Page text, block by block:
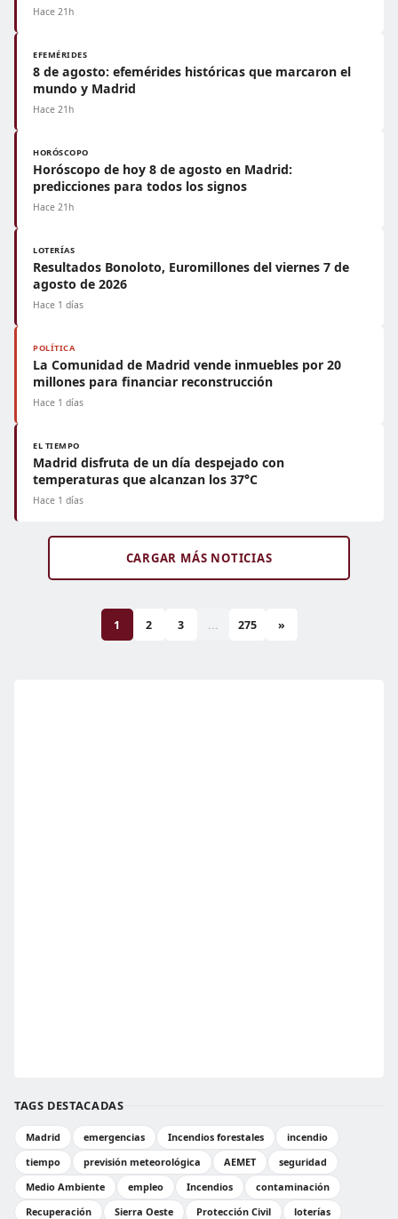
Hace 21h
EFEMÉRIDES
8 de agosto: efemérides históricas que marcaron el
mundo y Madrid
Hace 21h
HORÓSCOPO
Horóscopo de hoy 8 de agosto en Madrid:
predicciones para todos los signos
Hace 21h
LOTERÍAS
Resultados Bonoloto, Euromillones del viernes 7 de
agosto de 2026
Hace 1 días
POLÍTICA
La Comunidad de Madrid vende inmuebles por 20
millones para financiar reconstrucción
Hace 1 días
EL TIEMPO
Madrid disfruta de un día despejado con
temperaturas que alcanzan los 37°C
Hace 1 días
CARGAR MÁS NOTICIAS
1 2 3 ... 275 »
TAGS DESTACADAS
Madrid emergencias Incendios forestales
incendio
tiempo
previsión meteorológica AEMET
seguridad
Medio Ambiente
empleo Incendios
contaminación
Recuperación
Sierra Oeste Protección Civil
loterías